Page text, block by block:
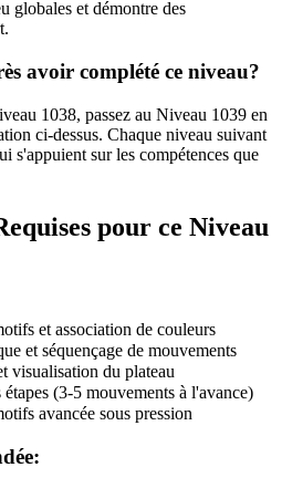
globales et démontre des
avoir complété ce niveau?
1038, passez au Niveau 1039 en
ci-dessus. Chaque niveau suivant
s'appuient sur les compétences que
pour ce Niveau
et association de couleurs
et séquençage de mouvements
visualisation du plateau
(3-5 mouvements à l'avance)
avancée sous pression